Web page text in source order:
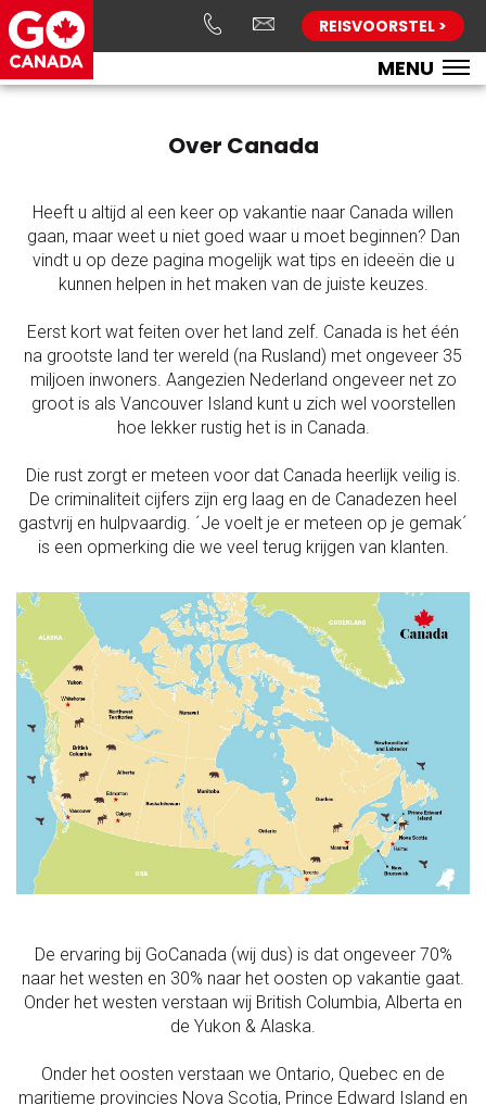
REISVOORSTEL >
MENU
Over Canada
Heeft u altijd al een keer op vakantie naar Canada willen
gaan, maar weet u niet goed waar u moet beginnen? Dan
vindt u op deze pagina mogelijk wat tips en ideeën die u
kunnen helpen in het maken van de juiste keuzes.
Eerst kort wat feiten over het land zelf. Canada is het één
na grootste land ter wereld (na Rusland) met ongeveer 35
miljoen inwoners. Aangezien Nederland ongeveer net zo
groot is als Vancouver Island kunt u zich wel voorstellen
hoe lekker rustig het is in Canada.
Die rust zorgt er meteen voor dat Canada heerlijk veilig is.
De criminaliteit cijfers zijn erg laag en de Canadezen heel
gastvrij en hulpvaardig. ´Je voelt je er meteen op je gemak´
is een opmerking die we veel terug krijgen van klanten.
De ervaring bij GoCanada (wij dus) is dat ongeveer 70%
naar het westen en 30% naar het oosten op vakantie gaat.
Onder het westen verstaan wij British Columbia, Alberta en
de Yukon & Alaska.
Onder het oosten verstaan we Ontario, Quebec en de
maritieme provincies Nova Scotia, Prince Edward Island en